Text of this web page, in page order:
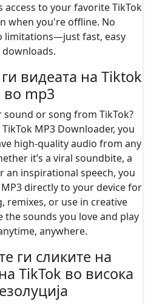
access to your favorite TikTok
when you're offline. No
limitations—just fast, easy
downloads.
видеата на Tiktok
во mp3
sound or song from TikTok?
MP3 Downloader, you
high-quality audio from any
it’s a viral soundbite, a
an inspirational speech, you
directly to your device for
remixes, or use in creative
the sounds you love and play
anywhere.
ги сликите на
TikTok во висока